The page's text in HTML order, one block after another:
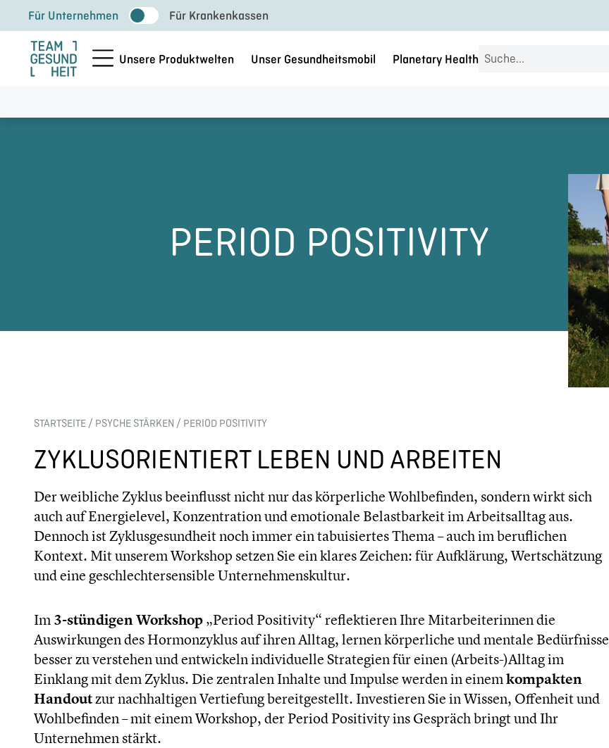
Inhalt
springen
Für Unternehmen Für Krankenkassen
Unsere Produktwelten Unser Gesundheitsmobil Planetary Health Search
PERIOD POSITIVITY
STARTSEITE / PSYCHE STÄRKEN / PERIOD POSITIVITY
ZYKLUSORIENTIERT LEBEN UND ARBEITEN
Der weibliche Zyklus beeinflusst nicht nur das körperliche Wohlbefinden, sondern wirkt sich
auch auf Energielevel, Konzentration und emotionale Belastbarkeit im Arbeitsalltag aus.
Dennoch ist Zyklusgesundheit noch immer ein tabuisiertes Thema – auch im beruflichen
Kontext. Mit unserem Workshop setzen Sie ein klares Zeichen: für Aufklärung, Wertschätzung
und eine geschlechtersensible Unternehmenskultur.
Im3-stündigen Workshop„Period Positivity“ reflektieren Ihre Mitarbeiterinnen die
Auswirkungen des Hormonzyklus auf ihren Alltag, lernen körperliche und mentale Bedürfnisse
besser zu verstehen und entwickeln individuelle Strategien für einen (Arbeits-)Alltag im
Einklang mit dem Zyklus. Die zentralen Inhalte und Impulse werden in einemkompakten
Handoutzur nachhaltigen Vertiefung bereitgestellt. Investieren Sie in Wissen, Offenheit und
Wohlbefinden – mit einem Workshop, der Period Positivity ins Gespräch bringt und Ihr
Unternehmen stärkt.